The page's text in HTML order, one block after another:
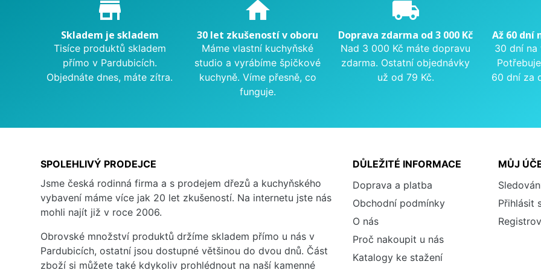
store_mall_directory
Skladem je skladem
Tisíce produktů skladem
přímo v Pardubicích.
Objednáte dnes, máte zítra.
home
30 let zkušeností v oboru
Máme vlastní kuchyňské
studio a vyrábíme špičkové
kuchyně. Víme přesně, co
funguje.
local_shipping
Doprava zdarma od 3 000 Kč
Nad 3 000 Kč máte dopravu
zdarma. Ostatní objednávky
už od 79 Kč.
Až 60 dní
30 dní na
60 dní za
SPOLEHLIVÝ PRODEJCE
Jsme česká rodinná firma a s prodejem dřezů a kuchyňského
vybavení máme více jak 20 let zkušeností. Na internetu jste nás
mohli najít již v roce 2006.
Obrovské množství produktů držíme skladem přímo u nás v
Pardubicích, ostatní jsou dostupné většinou do dvou dnů. Část
zboží si můžete také kdykoliv prohlédnout na naší kamenné
DŮLEŽITÉ INFORMACE
Doprava a platba
Obchodní podmínky
O nás
Proč nakoupit u nás
Katalogy ke stažení
MŮJ
Přihlásit